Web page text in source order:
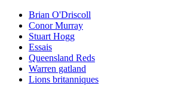
Brian O'Driscoll
Conor Murray
Stuart Hogg
Essais
Queensland Reds
Warren gatland
Lions britanniques